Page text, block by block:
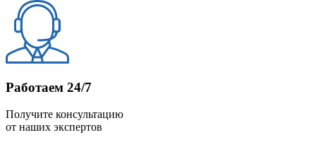
Работаем 24/7
Получите консультацию
от наших экспертов